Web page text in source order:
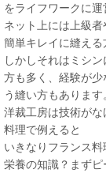
をライフワークに運
ネット上には上級者
簡単キレイに縫える
しかしそれはミシ
方も多く、経験が
う縫い方もあります
洋裁工房は技術がな
料理で例えると
いきなりフランス
栄養の知識？まず